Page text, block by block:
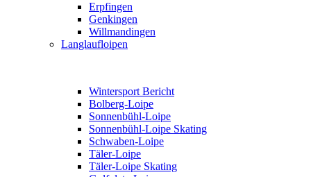
Erpfingen
Genkingen
Willmandingen
Langlaufloipen
Wintersport Bericht
Bolberg-Loipe
Sonnenbühl-Loipe
Sonnenbühl-Loipe Skating
Schwaben-Loipe
Täler-Loipe
Täler-Loipe Skating